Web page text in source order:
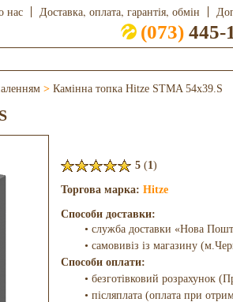
нас Доставка, оплата, гарантія, обмін
(073) 445-
> Камінна топка Hitze STMA 54x39.S
5 (1)
Торгова марка: Hitze
Способи доставки:
• служба доставки «Нова
• самовивіз із магазину
Способи оплати:
• безготівковий розрахунок
• післяплата (оплата при